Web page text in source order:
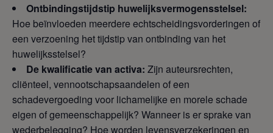
Ontbindingstijdstip huwelijksvermogensstelsel:
Hoe beïnvloeden meerdere echtscheidingsvorderingen of
een verzoening het tijdstip van ontbinding van het
huwelijksstelsel?
De kwalificatie van activa: Zijn auteursrechten,
cliënteel, vennootschapsaandelen of een
schadevergoeding voor lichamelijke en morele schade
eigen of gemeenschappelijk? Wanneer is er sprake van
wederbelegging? Hoe worden levensverzekeringen en